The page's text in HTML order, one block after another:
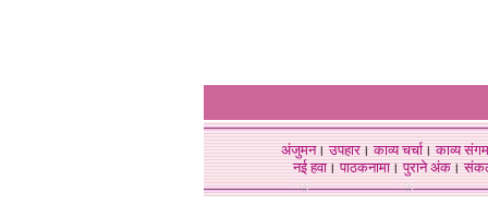
अंजुमन।उपहार।काव्य चर्चा।काव्य संगम
नई हवा। पाठकनामा। पुराने अंक।